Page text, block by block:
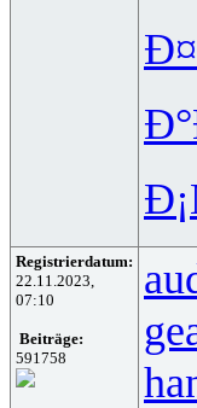
Registrierdatum:
22.11.2023,
07:10
Beiträge:
591758